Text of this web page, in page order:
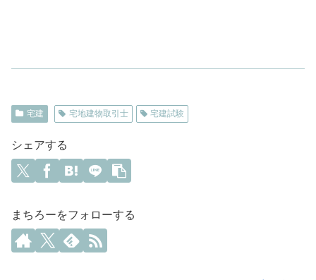
宅建 宅地建物取引士 宅建試験
シェアする
まちろーをフォローする